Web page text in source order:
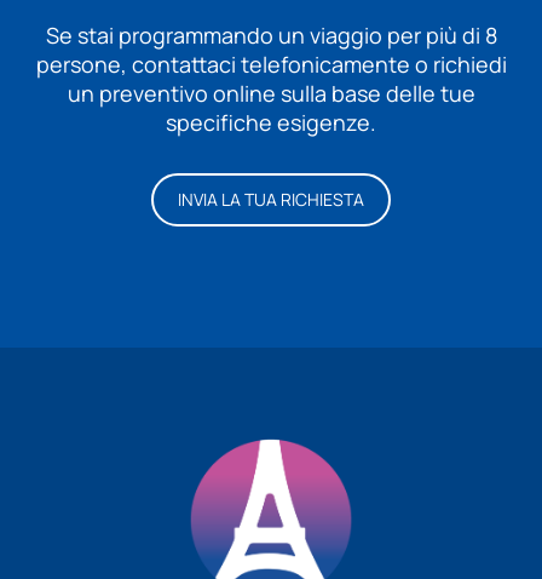
Se stai programmando un viaggio per più di 8
persone, contattaci telefonicamente o richiedi
un preventivo online sulla base delle tue
specifiche esigenze.
INVIA LA TUA RICHIESTA